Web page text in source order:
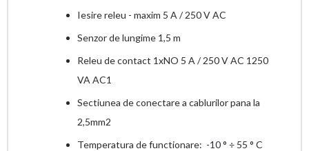
Iesire releu - maxim 5 A / 250 V AC
Senzor de lungime 1,5 m
Releu de contact 1xNO 5 A / 250 V AC 1250
VA AC1
Sectiunea de conectare a cablurilor pana la
2,5mm2
Temperatura de functionare: -10 ° ÷ 55 ° C